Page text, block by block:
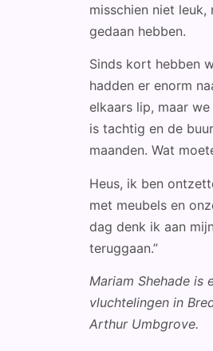
misschien niet
gedaan hebben.
Sinds kort hebben
hadden er enorm
elkaars lip, maar
is tachtig en de
maanden. Wat
Heus, ik ben
met meubels en
dag denk ik aan
teruggaan.”
Mariam Shehade is
vluchtelingen in
Arthur Umbgrove.